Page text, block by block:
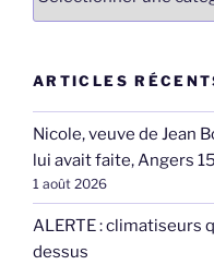
ARTICLES
Nicole, veuve de Jean
lui avait faite, Angers
1 août 2026
ALERTE : climatiseurs
dessus